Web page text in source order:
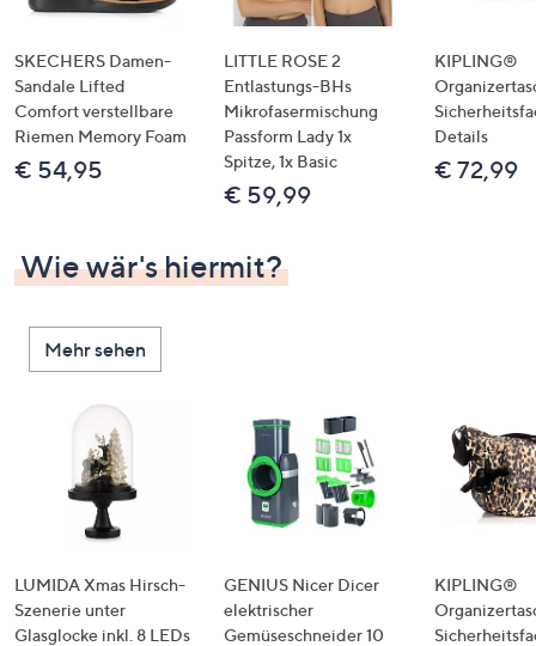
links
bzw.
rechts,
um
diese
SKECHERS Damen-
Sandale Lifted
Comfort verstellbare
Riemen Memory Foam
€ 54,95
LITTLE ROSE 2
Entlastungs-BHs
Mikrofasermischung
Passform Lady 1x
Spitze, 1x Basic
€ 59,99
KIPLING®
Details
€ 72,99
Wie wär's hiermit?
Mehr sehen
LUMIDA Xmas Hirsch-
Szenerie unter
Glasglocke inkl. 8 LEDs
GENIUS Nicer Dicer
elektrischer
Gemüseschneider 10
KIPLING®